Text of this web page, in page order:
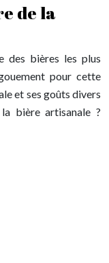
de la
des bières les plus
pour cette
et ses goûts divers
bière artisanale ?